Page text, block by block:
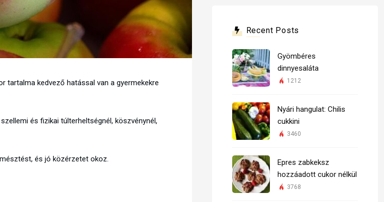
tartalma kedvező hatással van a gyermekekre
és fizikai túlterheltségnél, köszvénynél,
és jó közérzetet okoz.
Recent Posts
Gyömbéres
dinnyesaláta
1212
Nyári hangulat: Chilis
cukkini
3460
Epres zabkeksz
hozzáadott cukor nélkül
3768